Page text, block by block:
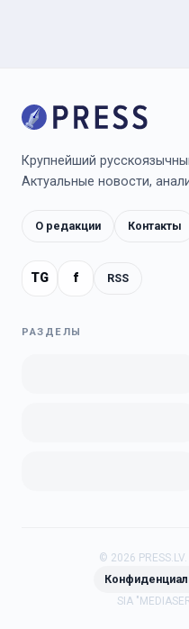
Крупнейший
Актуальные новости,
О редакции Контакты
TG f RSS
РАЗДЕЛЫ
© 2026 PRESS.LV.
SIA